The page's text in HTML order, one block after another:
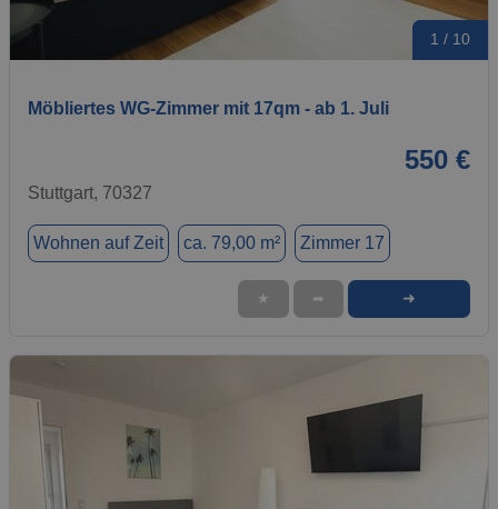
1 / 10
Möbliertes WG-Zimmer mit 17qm - ab 1. Juli
550 €
Stuttgart, 70327
Wohnen auf Zeit ca. 79,00 m² Zimmer 17
★ ➦ ➜